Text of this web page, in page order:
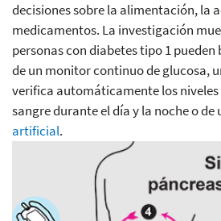
decisiones sobre la alimentación, la
medicamentos. La investigación
personas con diabetes tipo 1 pueden
de un monitor continuo de glucosa,
verifica automáticamente los niveles
sangre durante el día y la noche o de
artificial.